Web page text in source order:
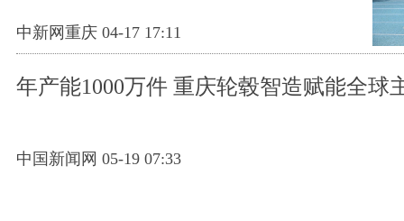
中新网重庆 04-17 17:11
年产能1000万件 重庆轮毂智造赋能全球
中国新闻网 05-19 07:33